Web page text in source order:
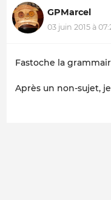
GPMarcel
03 juin 2015 à
Fastoche la
Après un non-sujet,